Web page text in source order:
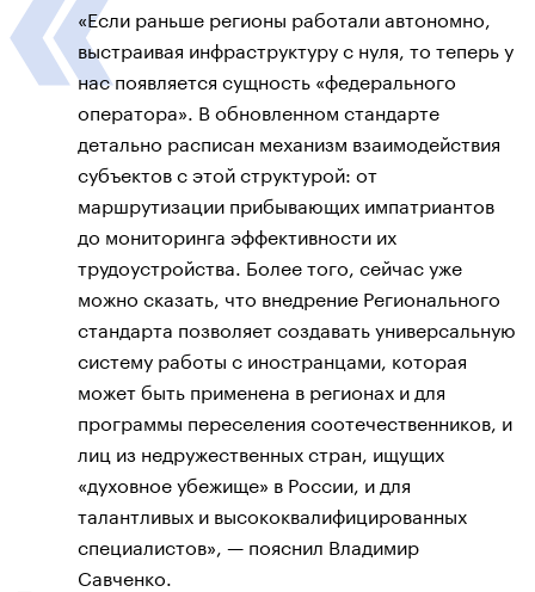
«Если раньше регионы работали автономно,
выстраивая инфраструктуру с нуля, то теперь у
нас появляется сущность «федерального
оператора». В обновленном стандарте
детально расписан механизм взаимодействия
субъектов с этой структурой: от
маршрутизации прибывающих импатриантов
до мониторинга эффективности их
трудоустройства. Более того, сейчас уже
можно сказать, что внедрение Регионального
стандарта позволяет создавать универсальную
систему работы с иностранцами, которая
может быть применена в регионах и для
программы переселения соотечественников, и
лиц из недружественных стран, ищущих
«духовное убежище» в России, и для
талантливых и высококвалифицированных
специалистов», — пояснил Владимир
Савченко.